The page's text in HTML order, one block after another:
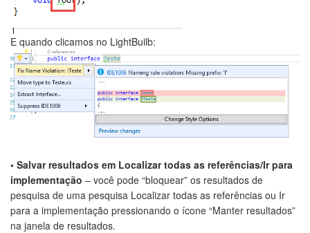
E quando clicamos no LightBuilb:
• Salvar resultados em Localizar todas as referências/Ir para
implementação – você pode “bloquear” os resultados de
pesquisa de uma pesquisa Localizar todas as referências ou Ir
para a implementação pressionando o ícone “Manter resultados”
na janela de resultados.